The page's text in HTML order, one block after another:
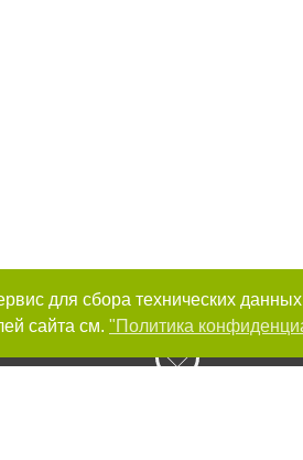
для сбора технических
сайта см. "Политика